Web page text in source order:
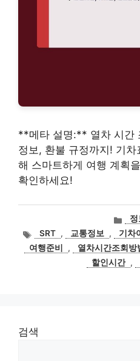
**메타 설명:** 열차 시간
정보, 환불 규정까지! 기
해 스마트하게 여행 계획
확인하세요!
카
테
고
리
정
태
그
SRT , 교통정보 , 기차
여행준비
, 열차시간조회방
할인시간 ,
검색